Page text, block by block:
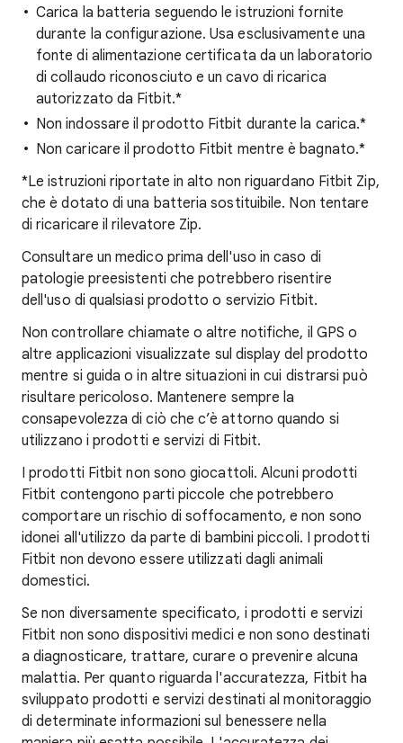
Carica la batteria seguendo le istruzioni fornite
durante la configurazione. Usa esclusivamente una
fonte di alimentazione certificata da un laboratorio
di collaudo riconosciuto e un cavo di ricarica
autorizzato da Fitbit.*
Non indossare il prodotto Fitbit durante la carica.*
Non caricare il prodotto Fitbit mentre è bagnato.*
*Le istruzioni riportate in alto non riguardano Fitbit Zip,
che è dotato di una batteria sostituibile. Non tentare
di ricaricare il rilevatore Zip.
Consultare un medico prima dell'uso in caso di
patologie preesistenti che potrebbero risentire
dell'uso di qualsiasi prodotto o servizio Fitbit.
Non controllare chiamate o altre notifiche, il GPS o
altre applicazioni visualizzate sul display del prodotto
mentre si guida o in altre situazioni in cui distrarsi può
risultare pericoloso. Mantenere sempre la
consapevolezza di ciò che c’è attorno quando si
utilizzano i prodotti e servizi di Fitbit.
I prodotti Fitbit non sono giocattoli. Alcuni prodotti
Fitbit contengono parti piccole che potrebbero
comportare un rischio di soffocamento, e non sono
idonei all'utilizzo da parte di bambini piccoli. I prodotti
Fitbit non devono essere utilizzati dagli animali
domestici.
Se non diversamente specificato, i prodotti e servizi
Fitbit non sono dispositivi medici e non sono destinati
a diagnosticare, trattare, curare o prevenire alcuna
malattia. Per quanto riguarda l'accuratezza, Fitbit ha
sviluppato prodotti e servizi destinati al monitoraggio
di determinate informazioni sul benessere nella